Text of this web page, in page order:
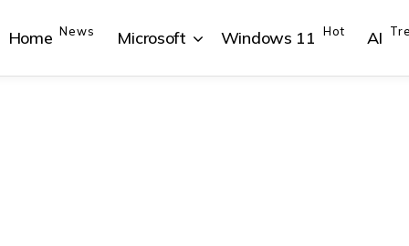
Home News Microsoft Windows 11 Hot AI